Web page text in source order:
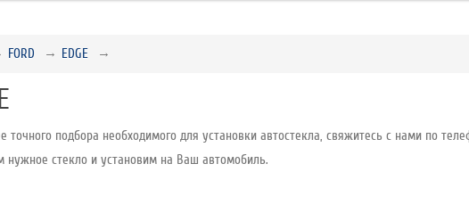
FORD EDGE
точного подбора необходимого для установки автостекла, свяжитесь с нами по
нужное стекло и установим на Ваш автомобиль.